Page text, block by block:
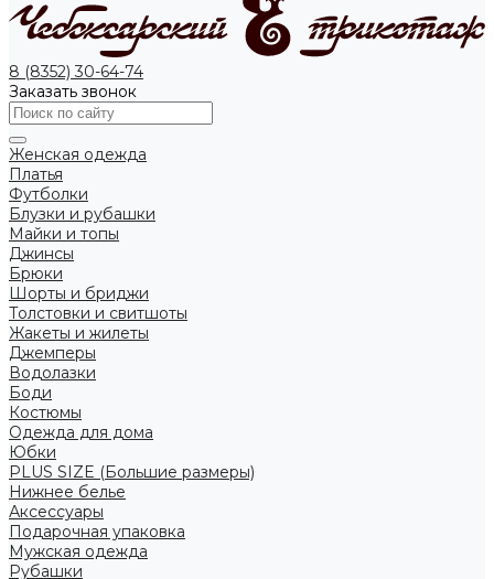
8 (8352) 30-64-74
Заказать звонок
Женская одежда
Платья
Футболки
Блузки и рубашки
Майки и топы
Джинсы
Брюки
Шорты и бриджи
Толстовки и свитшоты
Жакеты и жилеты
Джемперы
Водолазки
Боди
Костюмы
Одежда для дома
Юбки
PLUS SIZE (Большие размеры)
Нижнее белье
Аксессуары
Подарочная упаковка
Мужская одежда
Рубашки